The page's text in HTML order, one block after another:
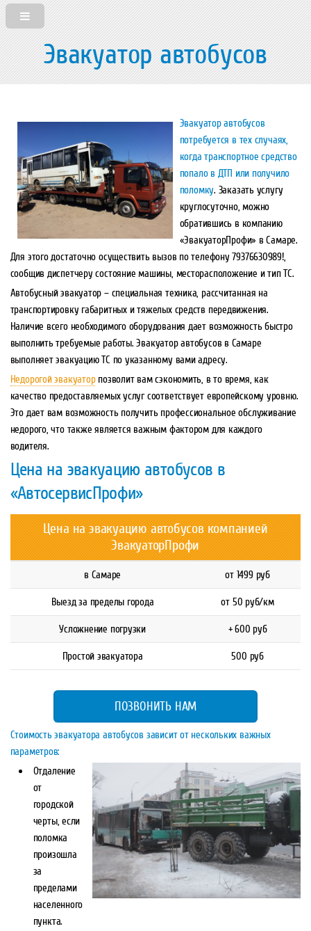
Эвакуатор автобусов
Эвакуатор автобусов
потребуется в тех случаях,
когда транспортное средство
попало в ДТП или получило
поломку. Заказать услугу
круглосуточно, можно
обратившись в компанию
«ЭвакуаторПрофи» в Самаре.
Для этого достаточно осуществить вызов по телефону 79376630989!,
сообщив диспетчеру состояние машины, месторасположение и тип ТС.
Автобусный эвакуатор – специальная техника, рассчитанная на
транспортировку габаритных и тяжелых средств передвижения.
Наличие всего необходимого оборудования дает возможность быстро
выполнить требуемые работы. Эвакуатор автобусов в Самаре
выполняет эвакуацию ТС по указанному вами адресу.
Недорогой эвакуаторпозволит вам сэкономить, в то время, как
качество предоставляемых услуг соответствует европейскому уровню.
Это дает вам возможность получить профессиональное обслуживание
недорого, что также является важным фактором для каждого
водителя.
Цена на эвакуацию автобусов в
«АвтосервисПрофи»
Цена на эвакуацию автобусов компанией
ЭвакуаторПрофи
в Самаре от 1499 руб
Выезд за пределы города от 50 руб/км
Усложнение погрузки + 600 руб
Простой эвакуатора 500 руб
ПОЗВОНИТЬ НАМ
Стоимость эвакуатора автобусов зависит от нескольких важных
параметров:
Отдаление
от
городской
черты, если
поломка
произошла
за
пределами
населенного
пункта.